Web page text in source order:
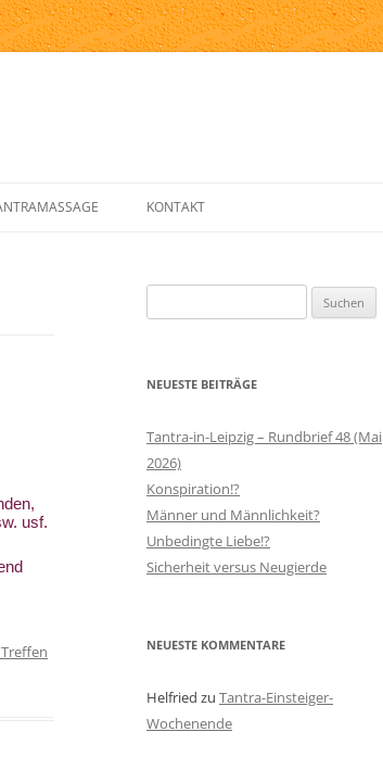
TANTRAMASSAGE VON HELFRIED
TANTRISCHE SEXUALTHERAPIE
LERNEN
FÜR PAARE
KONTAKT
SERVICE
IMPRESSUM
AGB
SITEMAP
usf.
nach:
NEUESTE BEITRÄGE
Tantra-in-Leipzig – Rundbrief 48 (Mai
2026)
Konspiration!?
Männer und Männlichkeit?
Unbedingte Liebe!?
Sicherheit versus Neugierde
NEUESTE KOMMENTARE
Helfried zu Tantra-Einsteiger-
Wochenende